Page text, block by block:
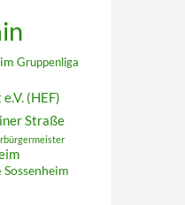
Gruppenliga
(HEF)
Straße
Sossenheim